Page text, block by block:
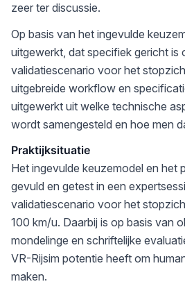
zeer ter discussie.
Op basis van het ingevulde
uitgewerkt, dat specifiek gericht is
validatiescenario voor het
uitgebreide workflow en
uitgewerkt uit welke technische
wordt samengesteld en hoe men
Praktijksituatie
Het ingevulde keuzemodel en het
gevuld en getest in een
validatiescenario voor het
100 km/u. Daarbij is op basis van
mondelinge en schriftelijke
VR-Rijsim potentie heeft om
maken.